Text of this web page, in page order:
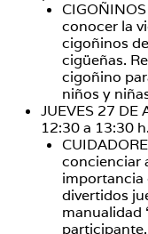
conocer la
cigoñinos
cigüeñas.
cigoñino
niños y
JUEVES 27 DE
12:30 a 13:30 h.
concienciar
importancia
divertidos
manualidad